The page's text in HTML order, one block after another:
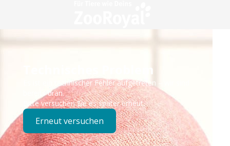
Technisches Problem
Es ist ein technischer Fehler aufgetreten – wir sind
bereits dran.
Bitte versuchen Sie es später erneut.
Erneut versuchen